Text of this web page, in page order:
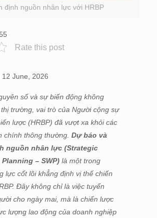
định nguồn nhân lực với HRBP
55
Rate this post
June, 2026
số và sự biến động không
trường, vai trò của Người cộng sự
lược (HRBP) đã vượt xa khỏi các
chính thông thường. Dự báo và
nguồn nhân lực (Strategic
– SWP) là một trong
lực cốt lõi khẳng định vị thế chiến
Đây không chỉ là việc tuyển
cho ngày mai, mà là chiến lược
lượng lao động của doanh nghiệp